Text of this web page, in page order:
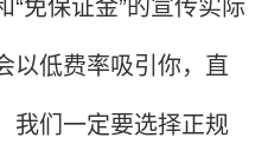
以低费率吸引你，直
我们一定要选择正规